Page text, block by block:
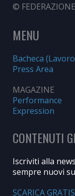
©
MENU
Bacheca
Press Area
MAGAZINE
Performance
Expression
CONTENUTI
Iscriviti alla
sempre nuovi
SCARICA